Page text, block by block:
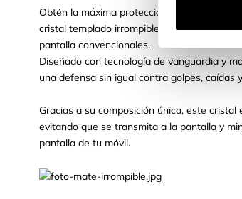
Obtén la máxima protección para la
cristal templado irrompible mate ofrece
pantalla convencionales.
Diseñado con tecnología de vanguardia y
una defensa sin igual contra golpes, caídas
Gracias a su composición única, este
evitando que se transmita a la pantalla y
pantalla de tu móvil.